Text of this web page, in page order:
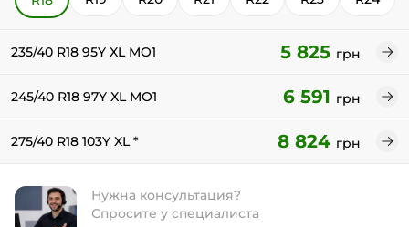
235/40 R18 95Y XL MO1 5 825 грн
245/40 R18 97Y XL MO1 6 591 грн
275/40 R18 103Y XL * 8 824 грн
Нужна консультация?
Спросите у специалиста